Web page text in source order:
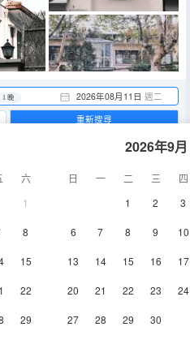
2026年08月11日 週二
1 晚
六
1
8
15
22
29
2026年9月
日 一 二 三
四
1
2 3
6 7 8 9 10
13 14 15 16 17
20 21 22 23 24
27 28 29 30
重新搜尋
一室大床房